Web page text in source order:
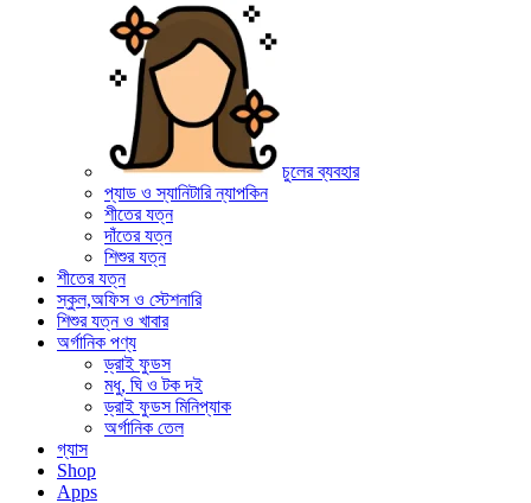
চুলের ব্যবহার
প্যাড ও স্যানিটারি ন্যাপকিন
শীতের যত্ন
দাঁতের যত্ন
শিশুর যত্ন
শীতের যত্ন
স্কুল,অফিস ও স্টেশনারি
শিশুর যত্ন ও খাবার
অর্গানিক পণ্য
ড্রাই ফুডস
মধু, ঘি ও টক দই
ড্রাই ফুডস মিনিপ্যাক
অর্গানিক তেল
গ্যাস
Shop
Apps